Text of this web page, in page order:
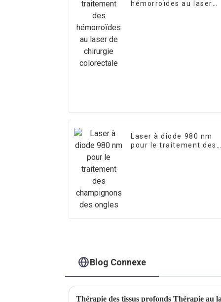
hémorroïdes au laser
Laser à diode 980 nm
pour le traitement des
Blog Connexe